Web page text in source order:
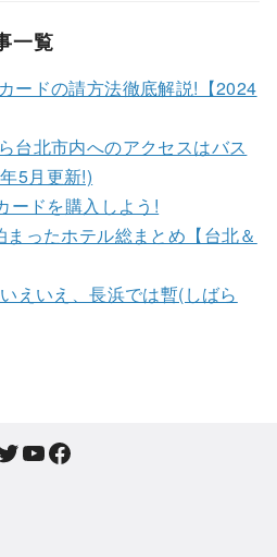
一覧
ードの請方法徹底解説!【2024
台北市内へのアクセスはバス
5月更新!)
ードを購入しよう!
ったホテル総まとめ【台北＆
えいえ、長浜では暫(しばら
YouTube Facebook